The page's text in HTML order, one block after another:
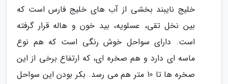
خلیج نایبند بخشی از آب های خلیج فارس است که
بین نخل تقی، عسلویه، بید خون و هاله قرار گرفته
است. دارای سواحل خوش رنگی است که هم نوع
ماسه ای دارد و هم صخره ای، که ارتفاع برخی از این
صخره ها تا 10 متر هم می رسد. بکر بودن این سواحل